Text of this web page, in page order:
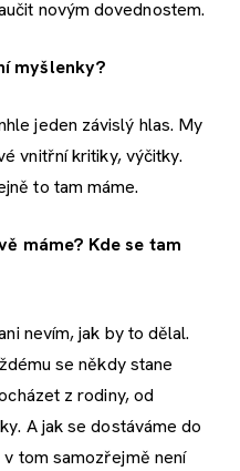
novým dovednostem.
myšlenky?
jeden závislý hlas. My
vnitřní kritiky, výčitky.
to tam máme.
máme? Kde se tam
nevím, jak by to dělal.
se někdy stane
z rodiny, od
A jak se dostáváme do
tom samozřejmě není